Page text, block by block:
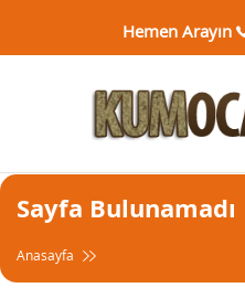
Hemen Arayın
Sayfa Bulunamadı
Anasayfa